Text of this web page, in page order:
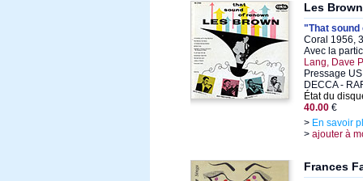
Les Brown
"That sound
Coral 1956,
Avec la
Lang, Dave
Pressage
DECCA -
État du
40.00 €
> En savoir
> ajouter à
Frances